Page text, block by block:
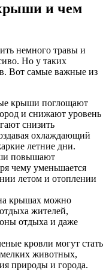
и чем
немного травы и
Но у таких
Вот самые важные из
крыши поглощают
и снижают уровень
снизить
охлаждающий
летние дни.
повышают
чему уменьшается
летом и отоплении
крышах можно
жителей,
отдыха и даже
кровли могут стать
животных,
природы и города.